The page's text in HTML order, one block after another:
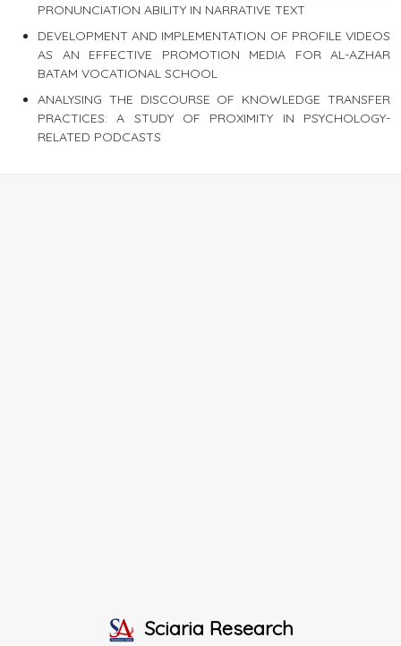
PRONUNCIATION ABILITY IN NARRATIVE TEXT
DEVELOPMENT AND IMPLEMENTATION OF PROFILE VIDEOS
AS AN EFFECTIVE PROMOTION MEDIA FOR AL-AZHAR
BATAM VOCATIONAL SCHOOL
ANALYSING THE DISCOURSE OF KNOWLEDGE TRANSFER
PRACTICES: A STUDY OF PROXIMITY IN PSYCHOLOGY-
RELATED PODCASTS
Sciaria Research